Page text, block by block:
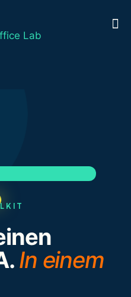
In einem